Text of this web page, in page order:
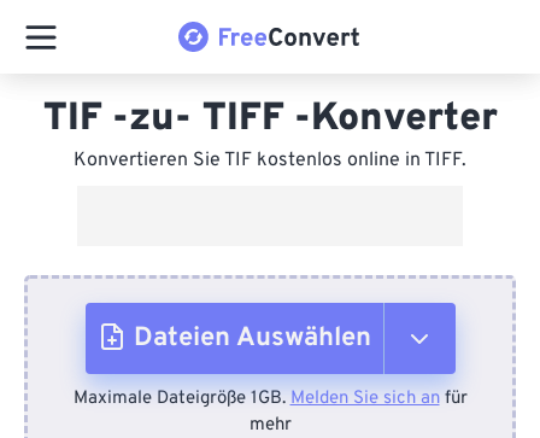
TIF -zu- TIFF -Konverter
Konvertieren Sie TIF kostenlos online in TIFF.
Dateien Auswählen
Vom Gerät
Maximale Dateigröße 1GB.Melden Sie sich anfür
mehr